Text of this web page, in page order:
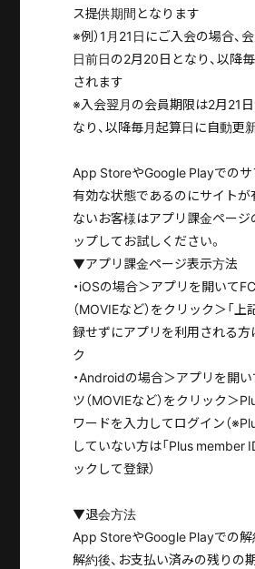
ス提供期間となります
※例）1月21日にご入会の場合、
日前日の2月20日となり、以降
されます
※入会翌月の会員期限は2月21
なり、以降毎月起算日に自動更
App StoreやGoogle Playでの
有効な状態であるのにサイト
ないお客様はアプリ課金ページ
ップしてお試しください。
▼アプリ課金ページ表示方法
・iOSの場合＞アプリを開いて
（MOVIEなど）をクリック＞「
録せずにアプリを利用される方
ク
・Androidの場合＞アプリを開
ツ（MOVIEなど）をクリック＞
ワードを入力してログイン（
していない方は「Plus member
ックして登録）
▼退会方法
App StoreやGoogle Playでの解
解約後、お支払い済みの残りの